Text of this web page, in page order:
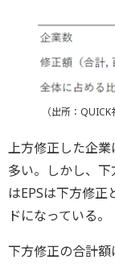
（出所：
上方修正した企
多い。しかし、
はEPSは下方修
ドになっている。
下方修正の合計